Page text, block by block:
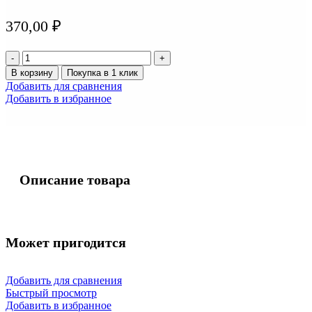
370,00 ₽
Количество
товара
Лампа
КСЕНОН
D2S
В корзину Покупка в 1 клик
Добавить для сравнения
Добавить в избранное
Описание товара
Может пригодится
Добавить для сравнения
Быстрый просмотр
Добавить в избранное